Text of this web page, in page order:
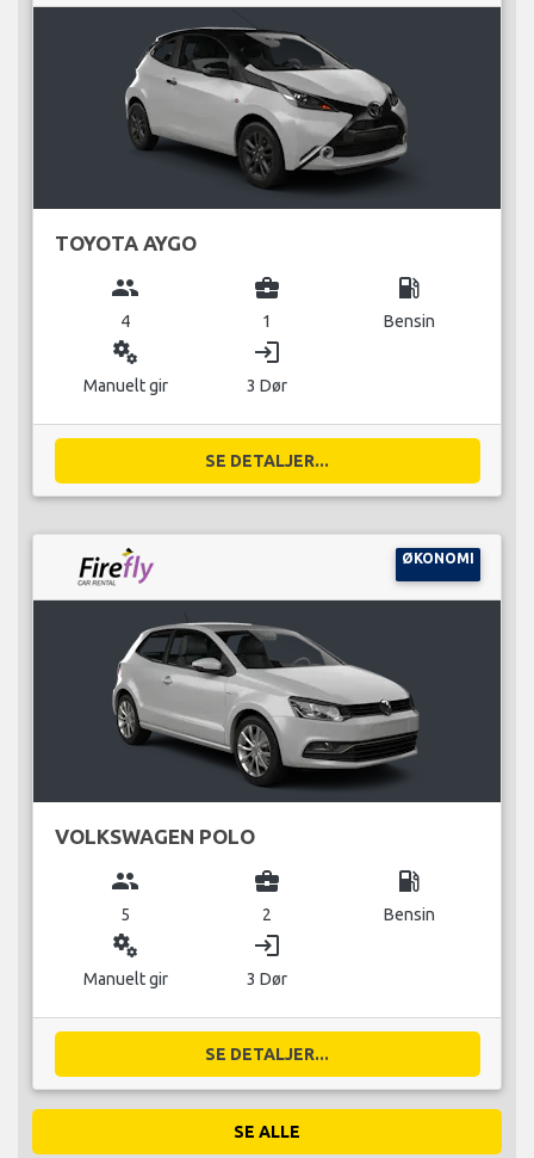
TOYOTA AYGO
group
4
business_center
1
local_gas_station
Bensin
miscellaneous_services
Manuelt gir
login
3 Dør
SE DETALJER...
ØKONOMI
VOLKSWAGEN POLO
group
5
business_center
2
local_gas_station
Bensin
miscellaneous_services
Manuelt gir
login
3 Dør
SE DETALJER...
SE ALLE